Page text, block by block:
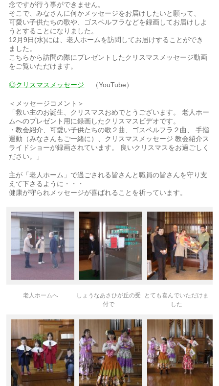
念ですが行う事ができません。
そこで、みなさんに何かメッセージをお届けしたいと願って、
可愛い子供たちの歌や、ゴスペルフラなどを録画してお届けしよ
うとすることになりました。
12月9日(水)には、老人ホームを訪問してお届けすることができ
ました。
こちらから訪問の際にプレゼントしたクリスマスメッセージ動画
をご覧いただけます。
◎クリスマスメッセージ （YouTube）
＜メッセージコメント＞
「救い主のお誕生、クリスマスおめでとうございます。 老人ホー
ムへのプレゼント用に録画したクリスマスビデオです。
・教会紹介、可愛い子供たちの歌２曲、ゴスペルフラ２曲、 手指
運動（みなさんもご一緒に）、クリスマスメッセージ 教会紹介ス
ライドショーが録画されています。 良いクリスマスをお過ごしく
ださい。」
主が「老人ホーム」で過ごされる皆さんと職員の皆さんを守り支
えて下さるように・・・
健康が守られメッセージが喜ばれることを祈っています。
老人ホームへ
しょうなあさひが丘の受
付で
とても喜んでいただけま
した